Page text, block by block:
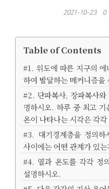
2021-10-23 0
Table of Contents
#1. 위도에 따른 지구의
하여 발달하는 메커니즘을
#2. 단파복사, 장파복사와
명하시오. 하루 중 최고
온이 나타나는 시각은 각각
#3. 대기경계층을 정의하
사이에는 어떤 관계가 있는
#4. 열과 온도를 각각 정
설명하시오.